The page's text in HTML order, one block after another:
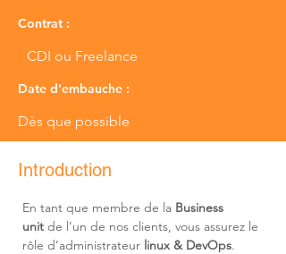
Contrat :
CDI ou Freelance
Date d'embauche :
Dès que possible
Introduction
En tant que membre de la Business
unit de l’un de nos clients, vous assurez le
rôle d’administrateur linux & DevOps.